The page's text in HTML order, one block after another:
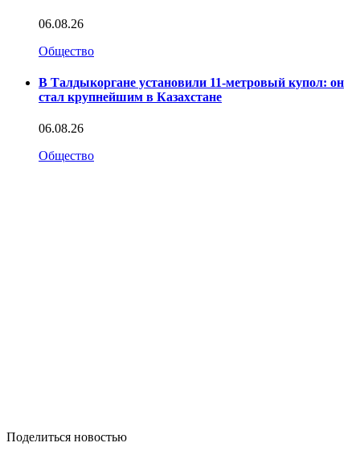
06.08.26
Общество
В Талдыкоргане установили 11-метровый купол: он
стал крупнейшим в Казахстане
06.08.26
Общество
Поделиться новостью